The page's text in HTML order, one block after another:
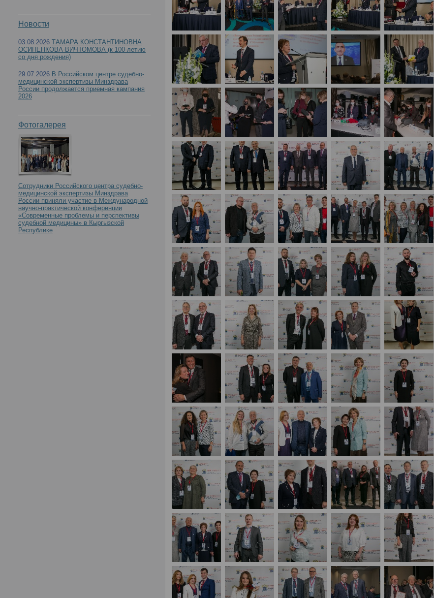
Российского центра судебно-медицинской экспертизы. К 90-летию со дня образования»(День1)
Новости
03.08.2026 ТАМАРА КОНСТАНТИНОВНА
ОСИПЕНКОВА-ВИЧТОМОВА (к 100-летию
со дня рождения)
29.07.2026 В Российском центре судебно-
медицинской экспертизы Минздрава
России продолжается приемная кампания
2026
Фотогалерея
Сотрудники Российского центра судебно-
медицинской экспертизы Минздрава
России приняли участие в Международной
научно-практической конференции
«Современные проблемы и перспективы
судебной медицины» в Кыргызской
Республике